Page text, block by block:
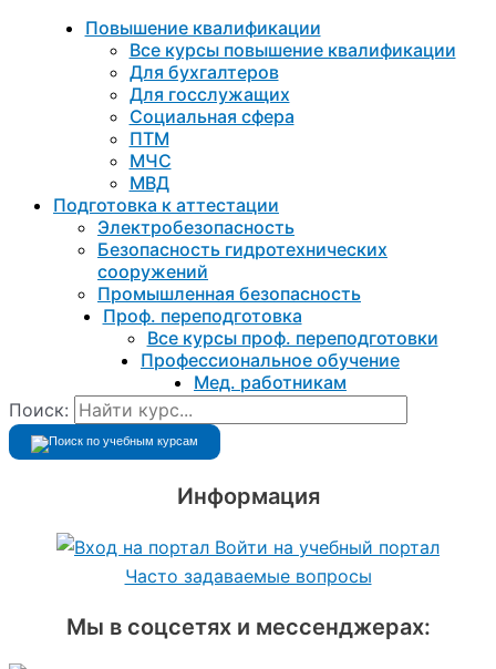
Повышение квалификации
Все курсы повышение квалификации
Для бухгалтеров
Для госслужащих
Социальная сфера
ПТМ
МЧС
МВД
Подготовка к aттестации
Электробезопасность
Безопасность гидротехнических
сооружений
Промышленная безопасность
Проф. переподготовка
Все курсы проф. переподготовки
Профессиональное обучение
Мед. работникам
Поиск:
Информация
Войти на учебный портал
Часто задаваемые вопросы
Мы в соцсетях и мессенджерах: